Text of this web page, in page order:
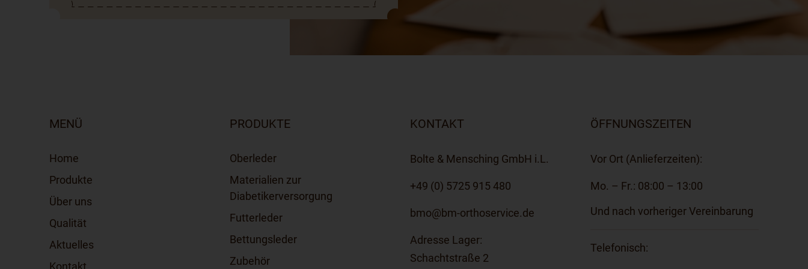
MENÜ
Home
Produkte
Über uns
Qualität
Aktuelles
Kontakt
PRODUKTE
Oberleder
Materialien zur
Diabetikerversorgung
Futterleder
Bettungsleder
Zubehör
KONTAKT
Bolte & Mensching GmbH i.L.
+49 (0) 5725 915 480
bmo@bm-orthoservice.de
Adresse Lager:
Schachtstraße 2
ÖFFNUNGSZEITEN
Vor Ort (Anlieferzeiten):
Mo. – Fr.: 08:00 – 13:00
Und nach vorheriger Vereinbarung
Telefonisch: